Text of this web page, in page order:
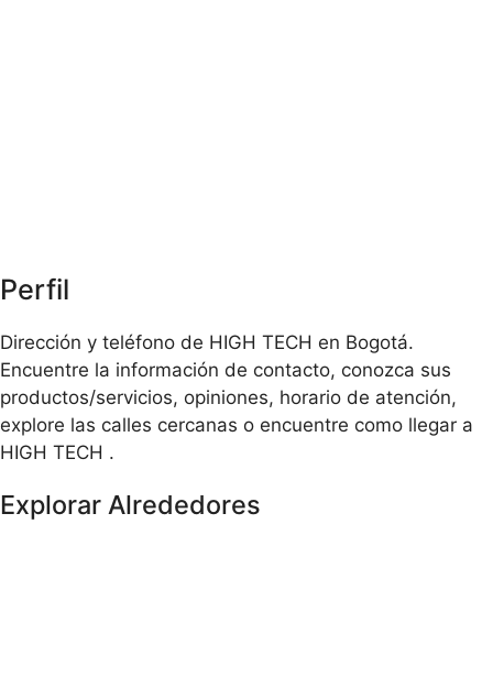
Perfil
Dirección y teléfono de HIGH TECH en Bogotá.
Encuentre la información de contacto, conozca sus
productos/servicios, opiniones, horario de atención,
explore las calles cercanas o encuentre como llegar a
HIGH TECH .
Explorar Alrededores